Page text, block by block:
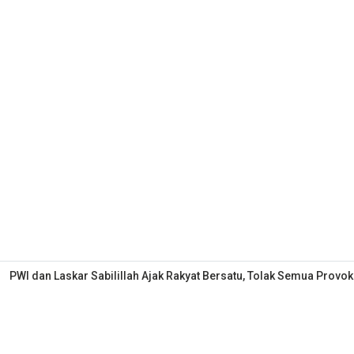
PWI dan Laskar Sabilillah Ajak Rakyat Bersatu, Tolak Semua